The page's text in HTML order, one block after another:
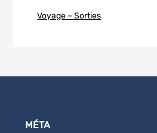
Voyage – Sorties
MÉTA